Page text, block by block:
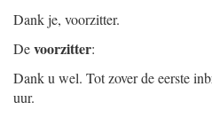
Dank je, voorzitter.
Devoorzitter:
Dank u wel. Tot zover de eerste
uur.